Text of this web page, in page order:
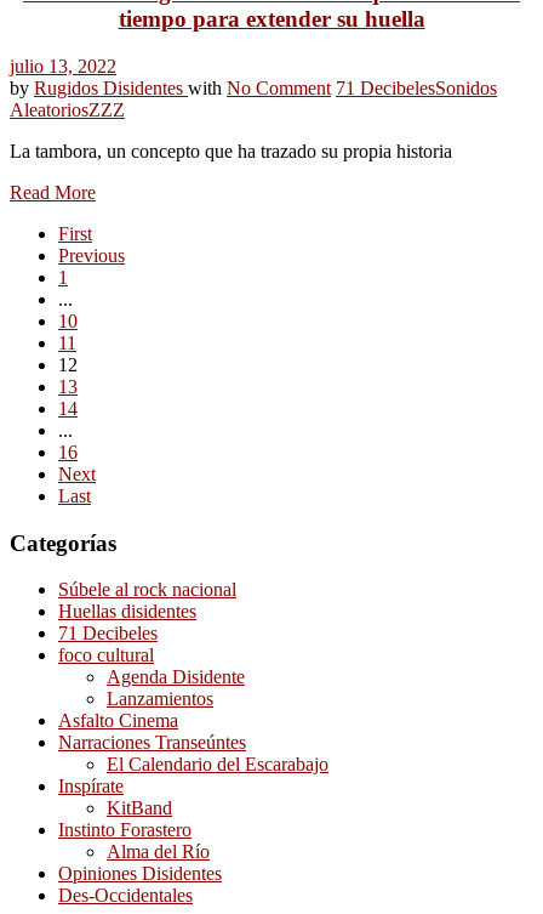
tiempo para extender su huella
julio 13, 2022
by Rugidos Disidentes with No Comment 71 DecibelesSonidos
AleatoriosZZZ
La tambora, un concepto que ha trazado su propia historia
Read More
First
Previous
1
...
10
11
12
13
14
...
16
Next
Last
Categorías
Súbele al rock nacional
Huellas disidentes
71 Decibeles
foco cultural
Agenda Disidente
Lanzamientos
Asfalto Cinema
Narraciones Transeúntes
El Calendario del Escarabajo
Inspírate
KitBand
Instinto Forastero
Alma del Río
Opiniones Disidentes
Des-Occidentales